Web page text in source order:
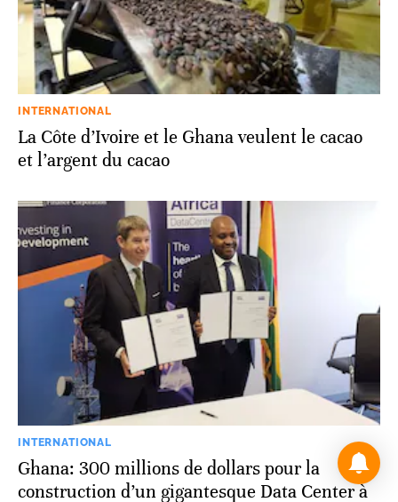
INTERNATIONAL
La Côte d’Ivoire et le Ghana veulent le cacao
et l’argent du cacao
INTERNATIONAL
Ghana: 300 millions de dollars pour la
construction d’un gigantesque Data Center à